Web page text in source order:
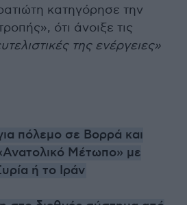
κατηγόρησε την
ότι άνοιξε τις
της ενέργειες»
πόλεμο σε Βορρά και
Μέτωπο» με
ή το Ιράν